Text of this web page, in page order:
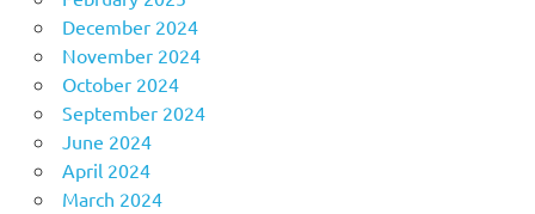
December 2024
November 2024
October 2024
September 2024
June 2024
April 2024
March 2024